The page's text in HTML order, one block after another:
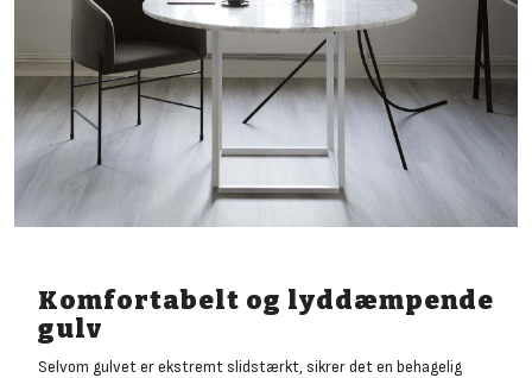
Komfortabelt og lyddæmpende
gulv
Selvom gulvet er ekstremt slidstærkt, sikrer det en behagelig